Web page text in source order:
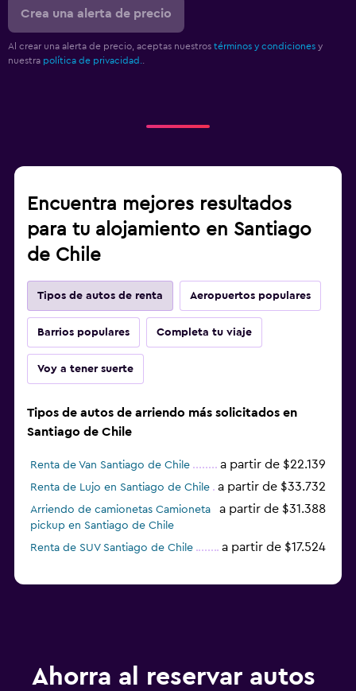
Crea una alerta de precio
Al crear una alerta de precio, aceptas nuestros términos y condiciones y
nuestra política de privacidad..
Encuentra mejores resultados
para tu alojamiento en Santiago
de Chile
Tipos de autos de renta Aeropuertos populares
Barrios populares Completa tu viaje
Voy a tener suerte
Tipos de autos de arriendo más solicitados en
Santiago de Chile
Renta de Van Santiago de Chile a partir de $22.139
Renta de Lujo en Santiago de Chile a partir de $33.732
Arriendo de camionetas Camioneta
pickup en Santiago de Chile
a partir de $31.388
Renta de SUV Santiago de Chile a partir de $17.524
Ahorra al reservar autos